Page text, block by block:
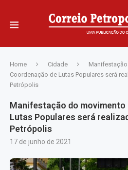
Home Cidade
Coordenação de Lutas Populares será
Petrópolis
Manifestação do movimento
Lutas Populares será
Petrópolis
17 de junho de 2021